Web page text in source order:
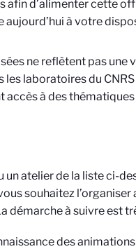
afin d’alimenter cette
aujourd’hui à votre
ne reflètent pas une
les laboratoires du
accès à des
un atelier de la liste ci-
souhaitez l’organiser
démarche à suivre est
des